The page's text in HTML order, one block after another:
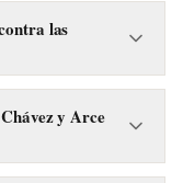
las
Chávez y Jorge
la pelea de
y Arce
es una causa